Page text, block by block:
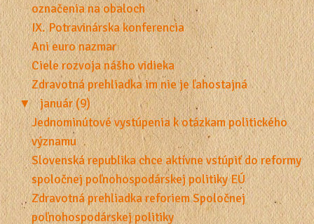
označenia na obaloch
IX. Potravinárska konferencia
Ani euro nazmar
Ciele rozvoja nášho vidieka
Zdravotná prehliadka im nie je ľahostajná
▼
január (9)
Jednominútové vystúpenia k otázkam politického
významu
Slovenská republika chce aktívne vstúpiť do reformy
spoločnej poľnohospodárskej politiky EÚ
Zdravotná prehliadka reforiem Spoločnej
poľnohospodárskej politiky